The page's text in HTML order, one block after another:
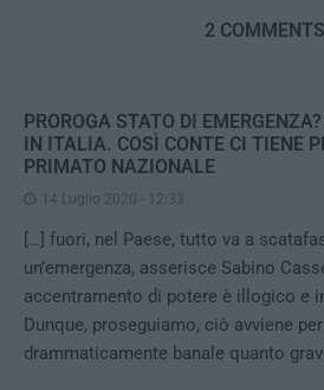
2 COMMENTS
PROROGA STATO DI
IN ITALIA. COSÌ CONTE CI TIENE
PRIMATO NAZIONALE
14 Luglio 2020 - 12:33
[…] fuori, nel Paese, tutto va a
un’emergenza, asserisce Sabino
accentramento di potere è illogico e
Dunque, proseguiamo, ciò avviene
drammaticamente banale quanto